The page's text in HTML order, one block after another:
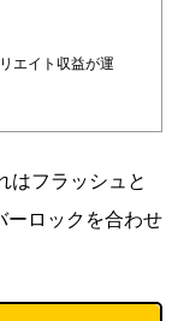
エイト収益が運
はフラッシュと
ーロックを合わせ